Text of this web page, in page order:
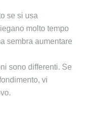
se si usa
molto tempo
sembra aumentare
sono differenti. Se
vi